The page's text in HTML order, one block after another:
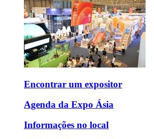
Encontrar um expositor
Agenda da Expo Ásia
Informações no local